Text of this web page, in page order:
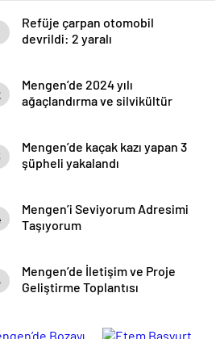
Refüje çarpan otomobil
devrildi: 2 yaralı
Mengen’de 2024 yılı
ağaçlandırma ve silvikültür
Mengen’de kaçak kazı yapan 3
şüpheli yakalandı
Mengen’i Seviyorum Adresimi
Taşıyorum
Mengen’de İletişim ve Proje
Geliştirme Toplantısı